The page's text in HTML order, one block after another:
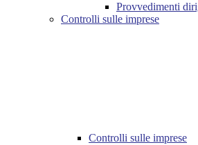
Provvedimenti
Controlli sulle imprese
Controlli sulle imprese